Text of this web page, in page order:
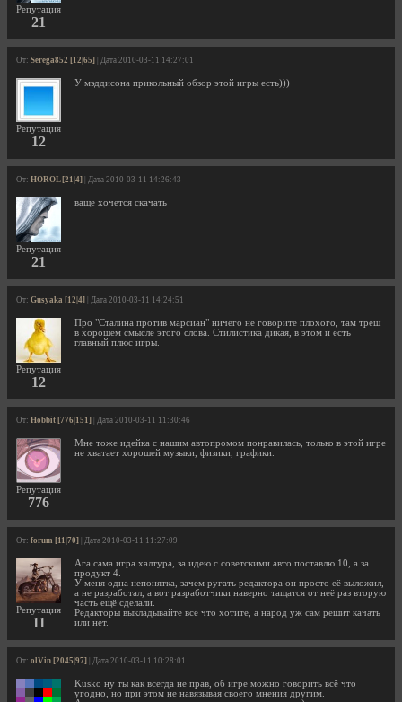
Репутация
21
От: Serega852 [12|65] | Дата 2010-03-11 14:27:01
Репутация
12
У мэддисона прикольный обзор этой игры есть)))
От: HOROL [21|4] | Дата 2010-03-11 14:26:43
Репутация
21
ваще хочется скачать
От: Gusyaka [12|4] | Дата 2010-03-11 14:24:51
Репутация
12
Про "Сталина против марсиан" ничего не говорите плохого, там треш
в хорошем смысле этого слова. Стилистика дикая, в этом и есть
главный плюс игры.
От: Hobbit [776|151] | Дата 2010-03-11 11:30:46
Репутация
776
Мне тоже идейка с нашим автопромом понравилась, только в этой игре
не хватает хорошей музыки, физики, графики.
От: forum [11|70] | Дата 2010-03-11 11:27:09
Репутация
11
Ага сама игра халтура, за идею с советскими авто поставлю 10, а за
продукт 4.
У меня одна непонятка, зачем ругать редактора он просто её выложил,
а не разработал, а вот разработчики наверно тащатся от неё раз вторую
часть ещё сделали.
Редакторы выкладывайте всё что хотите, а народ уж сам решит качать
или нет.
От: olVin [2045|97] | Дата 2010-03-11 10:28:01
Kusko ну ты как всегда не прав, об игре можно говорить всё что
угодно, но при этом не навязывая своего мнения другим.